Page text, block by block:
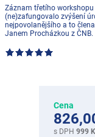
Záznam třetího workshopu
(ne)zafungovalo zvýšení
nejpovolanějšího a to
Janem Procházkou z ČNB.
Cena
s DPH 999